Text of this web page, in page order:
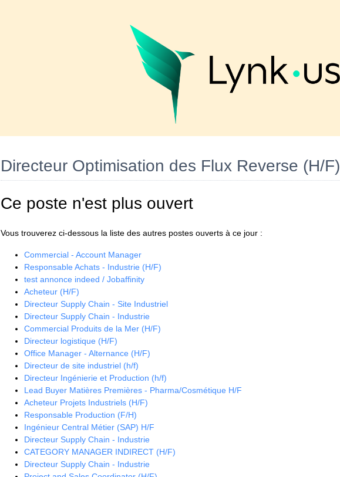
Directeur Optimisation des Flux Reverse (H/F)
Ce poste n'est plus ouvert
Vous trouverez ci-dessous la liste des autres postes ouverts à ce jour :
Commercial - Account Manager
Responsable Achats - Industrie (H/F)
test annonce indeed / Jobaffinity
Acheteur (H/F)
Directeur Supply Chain - Site Industriel
Directeur Supply Chain - Industrie
Commercial Produits de la Mer (H/F)
Directeur logistique (H/F)
Office Manager - Alternance (H/F)
Directeur de site industriel (h/f)
Directeur Ingénierie et Production (h/f)
Lead Buyer Matières Premières - Pharma/Cosmétique H/F
Acheteur Projets Industriels (H/F)
Responsable Production (F/H)
Ingénieur Central Métier (SAP) H/F
Directeur Supply Chain - Industrie
CATEGORY MANAGER INDIRECT (H/F)
Directeur Supply Chain - Industrie